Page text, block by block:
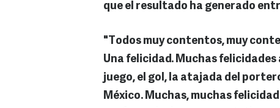
que el resultado ha generado
"Todos muy contentos, muy
Una felicidad. Muchas felicidades
juego, el gol, la atajada del
México. Muchas, muchas